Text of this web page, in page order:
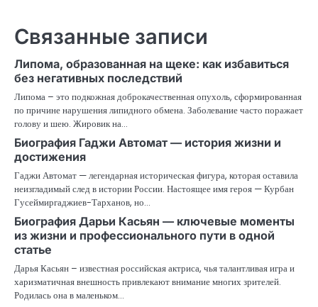
Связанные записи
Липома, образованная на щеке: как избавиться
без негативных последствий
Липома – это подкожная доброкачественная опухоль, сформированная
по причине нарушения липидного обмена. Заболевание часто поражает
голову и шею. Жировик на…
Биография Гаджи Автомат — история жизни и
достижения
Гаджи Автомат — легендарная историческая фигура, которая оставила
неизгладимый след в истории России. Настоящее имя героя — Курбан
Гусеймиргаджиев-Тарханов, но…
Биография Дарьи Касьян — ключевые моменты
из жизни и профессионального пути в одной
статье
Дарья Касьян – известная российская актриса, чья талантливая игра и
харизматичная внешность привлекают внимание многих зрителей.
Родилась она в маленьком…